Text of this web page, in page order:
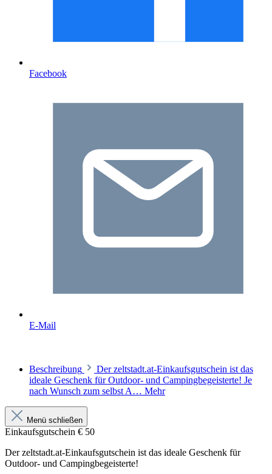
Facebook
E-Mail
Beschreibung
Der zeltstadt.at-Einkaufsgutschein ist das
ideale Geschenk für Outdoor- und Campingbegeisterte! Je
nach Wunsch zum selbst A… Mehr
Menü schließen
Einkaufsgutschein € 50
Der zeltstadt.at-Einkaufsgutschein ist das ideale Geschenk für
Outdoor- und Campingbegeisterte!